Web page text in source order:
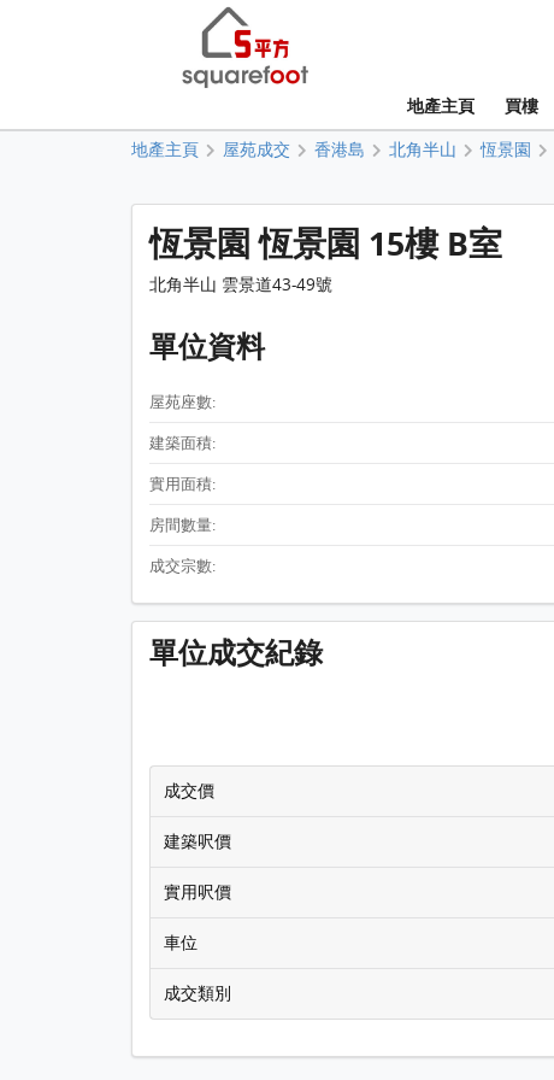
地產主頁 買樓
地產主頁 屋苑成交 香港島 北角半山 恆景園
恆景園 恆景園 15樓 B室
北角半山 雲景道43-49號
單位資料
屋苑座數:
建築面積:
實用面積:
房間數量:
成交宗數:
單位成交紀錄
成交價
建築呎價
實用呎價
車位
成交類別